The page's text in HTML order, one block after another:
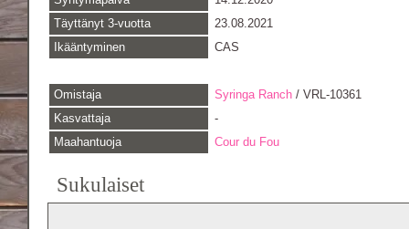
Täyttänyt 3-vuotta
23.08.2021
Ikääntyminen
CAS
Omistaja Syringa Ranch / VRL-10361
Kasvattaja
-
Maahantuoja
Cour du Fou
Sukulaiset